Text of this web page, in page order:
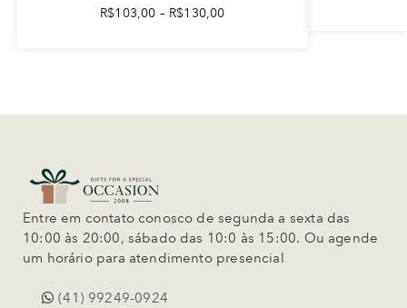
R$103,00 – R$130,00
Entre em contato conosco de segunda a sexta das
10:00 às 20:00, sábado das 10:0 às 15:00. Ou agende
um horário para atendimento presencial
(41) 99249-0924